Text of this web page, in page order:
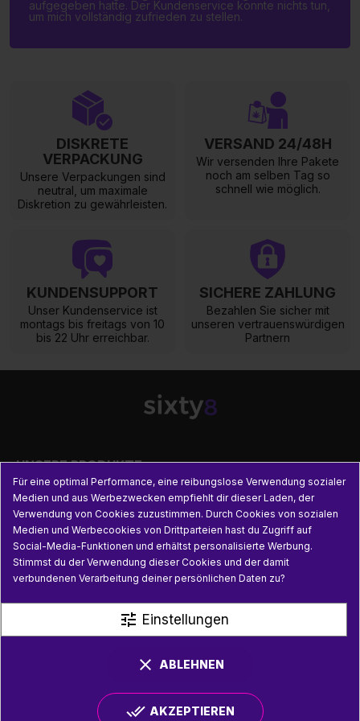
aufgegeben hatte. Der Kundenservice konnte nichts tun,
um mich vollständig zufrieden zu stellen.
DISKRETE
VERPACKUNG
Unsere Verpackungen sind
neutral, um maximale
Diskretion zu gewährleisten.
VERSAND 24/48H
Wir versenden Ihre Pakete
noch am selben Tag so
schnell wie möglich.
KUNDENSUPPORT
Unser Kundenservice ist
montags bis freitags von 10
bis 22 Uhr erreichbar.
SICHERE ZAHLUNG
Bezahlen Sie sicher mit
unseren vertrauenswürdigen
Partnern
UNSERE PRODUKTE 
PRAKTISCHE INFORMATIONEN 
NÜTZLICHE LINKS
© SIXTY8 2026
Für eine optimal Performance, eine reibungslose Verwendung sozialer
Medien und aus Werbezwecken empfiehlt dir dieser Laden, der
Verwendung von Cookies zuzustimmen. Durch Cookies von sozialen
Medien und Werbecookies von Drittparteien hast du Zugriff auf
Social-Media-Funktionen und erhältst personalisierte Werbung.
Stimmst du der Verwendung dieser Cookies und der damit
verbundenen Verarbeitung deiner persönlichen Daten zu?
tune Einstellungen
clear ABLEHNEN
done_all AKZEPTIEREN